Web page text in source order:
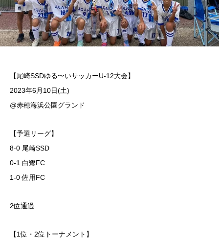
【尾崎SSDゆる〜いサッカーU-12大会】
️2023年6月10日(土)
@赤穂海浜公園グランド
【予選リーグ】
8-0 尾崎SSD
0-1 白鷺FC
1-0 佐用FC
2位通過
【1位・2位トーナメント】